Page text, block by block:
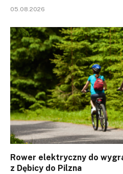
05.08.2026
Rower elektryczny do
z Dębicy do Pilzna